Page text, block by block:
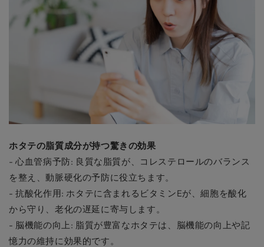
ホタテの脂質成分が持つ驚きの効果
- 心血管病予防: 良質な脂質が、コレステロールのバランス
を整え、動脈硬化の予防に役立ちます。
- 抗酸化作用: ホタテに含まれるビタミンEが、細胞を酸化
から守り、老化の遅延に寄与します。
- 脳機能の向上: 脂質が豊富なホタテは、脳機能の向上や記
憶力の維持に効果的です。